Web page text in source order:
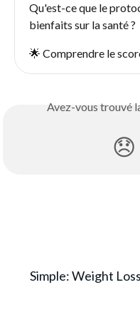
Qu'est-ce que le
bienfaits sur la santé ?
🌟 Comprendre le
Avez-vous trouvé
😞
Simple: Weight